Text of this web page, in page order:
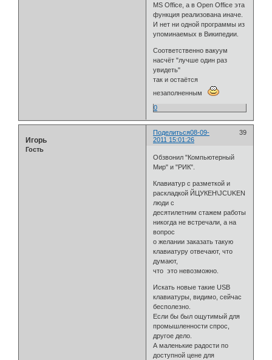
MS Office, а в Open Office эта
функция реализована иначе.
И нет ни одной программы из
упоминаемых в Википедии.
Соответственно вакуум
насчёт "лучше один раз
увидеть"
так и остаётся
незаполненным
0
Поделиться 39
08-09-
2011 15:01:26
Игорь
Гость
Обзвонил "Компьютерный
Мир" и "РИК".
Клавиатур с разметкой и
раскладкой ЙЦУКЕН\JCUKEN
люди с
десятилетним стажем работы
никогда не встречали, а на
вопрос
о желании заказать такую
клавиатуру отвечают, что
думают,
что это невозможно.
Искать новые такие USB
клавиатуры, видимо, сейчас
бесполезно.
Если бы был ощутимый для
промышленности спрос,
другое дело.
А маленькие радости по
доступной цене для